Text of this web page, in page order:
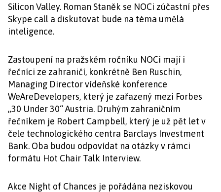
Silicon Valley. Roman Staněk se NOCi zúčastní přes
Skype call a diskutovat bude na téma umělá
inteligence.
Zastoupení na pražském ročníku NOCi mají i
řečníci ze zahraničí, konkrétně Ben Ruschin,
Managing Director vídeňské konference
WeAreDevelopers, který je zařazený mezi Forbes
„30 Under 30“ Austria. Druhým zahraničním
řečníkem je Robert Campbell, který je už pět let v
čele technologického centra Barclays Investment
Bank. Oba budou odpovídat na otázky v rámci
formátu Hot Chair Talk Interview.
Akce Night of Chances je pořádána neziskovou